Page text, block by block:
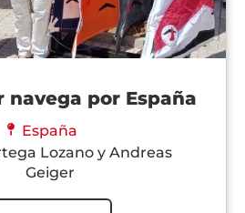
navega por España
España
Lozano y Andreas
Geiger